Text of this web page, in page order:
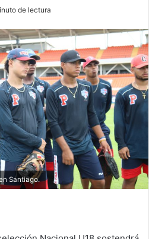
d
a
n
e
m
a
l
de lectura
Santiago.